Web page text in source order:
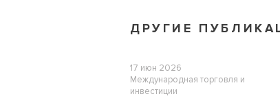
ДРУГИЕ
17 июн 2026
Международная торговля и
инвестиции